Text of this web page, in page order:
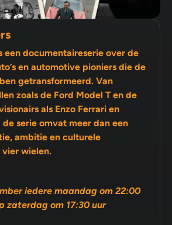
een documentaireserie over de
en automotive pioniers die de
getransformeerd. Van
zoals de Ford Model T en de
serie omvat meer dan een
en culturele
wielen.
iedere maandag om 22:00
zaterdag om 17:30 uur